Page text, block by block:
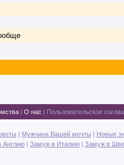
| О нас | Пользовательское
| Мужчина Вашей мечты | Новые
Англию | Замуж в Италию | Замуж в